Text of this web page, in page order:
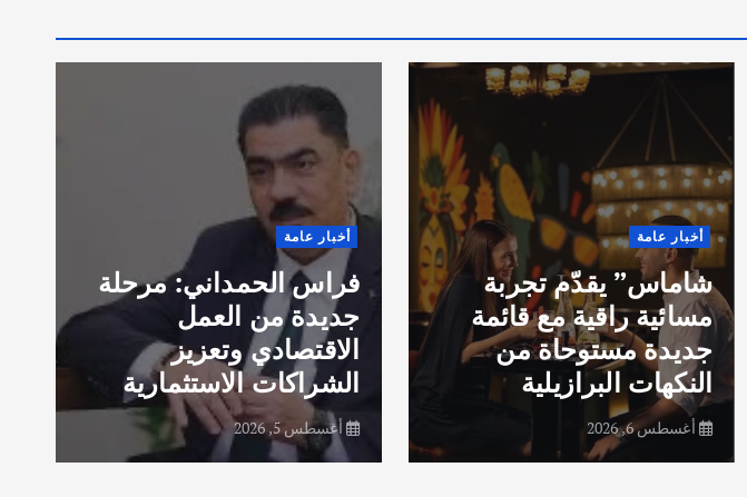
أخبار عامة
فراس الحمداني: مرحلة
جديدة من العمل
الاقتصادي وتعزيز
الشراكات الاستثمارية
أغسطس 5, 2026
أخبار عامة
قادة وخبراء السلامة من
الحرائق يؤكدون التزامهم
بتعزيز التعاون الدولي
خلال مؤتمر ومعرض
NFPA 2026 في لاس
فيغاس
أغسطس 5, 2026